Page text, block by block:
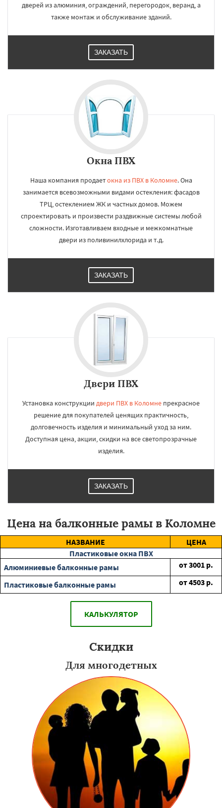
дверей из алюминия, ограждений, перегородок, веранд, а
также монтаж и обслуживание зданий.
ЗАКАЗАТЬ
Окна ПВХ
Наша компания продаетокна из ПВХ в Коломне. Она
занимается всевозможными видами остекления: фасадов
ТРЦ, остеклением ЖК и частных домов. Можем
спроектировать и произвести раздвижные системы любой
сложности. Изготавливаем входные и межкомнатные
двери из поливинилхлорида и т.д.
ЗАКАЗАТЬ
Двери ПВХ
Установка конструкции двери ПВХ в Коломне прекрасное
решение для покупателей ценящих практичность,
долговечность изделия и минимальный уход за ним.
Доступная цена, акции, скидки на все светопрозрачные
изделия.
ЗАКАЗАТЬ
Цена на балконные рамы в Коломне
НАЗВАНИЕ
ЦЕНА
Пластиковые окна ПВХ
Алюминиевые балконные рамы
от3001 р.
Пластиковые балконные рамы
от4503 р.
КАЛЬКУЛЯТОР
Скидки
Для многодетных